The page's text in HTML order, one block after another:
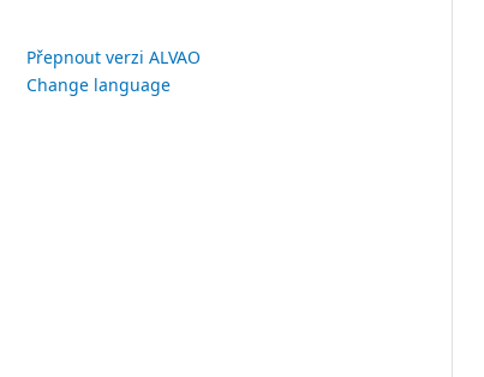
Přepnout verzi ALVAO
Change language